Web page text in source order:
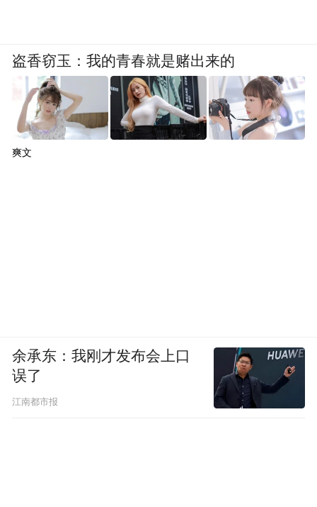
盗香窃玉：我的青春就是赌出来的
爽文
余承东：我刚才发布会上口
误了
江南都市报